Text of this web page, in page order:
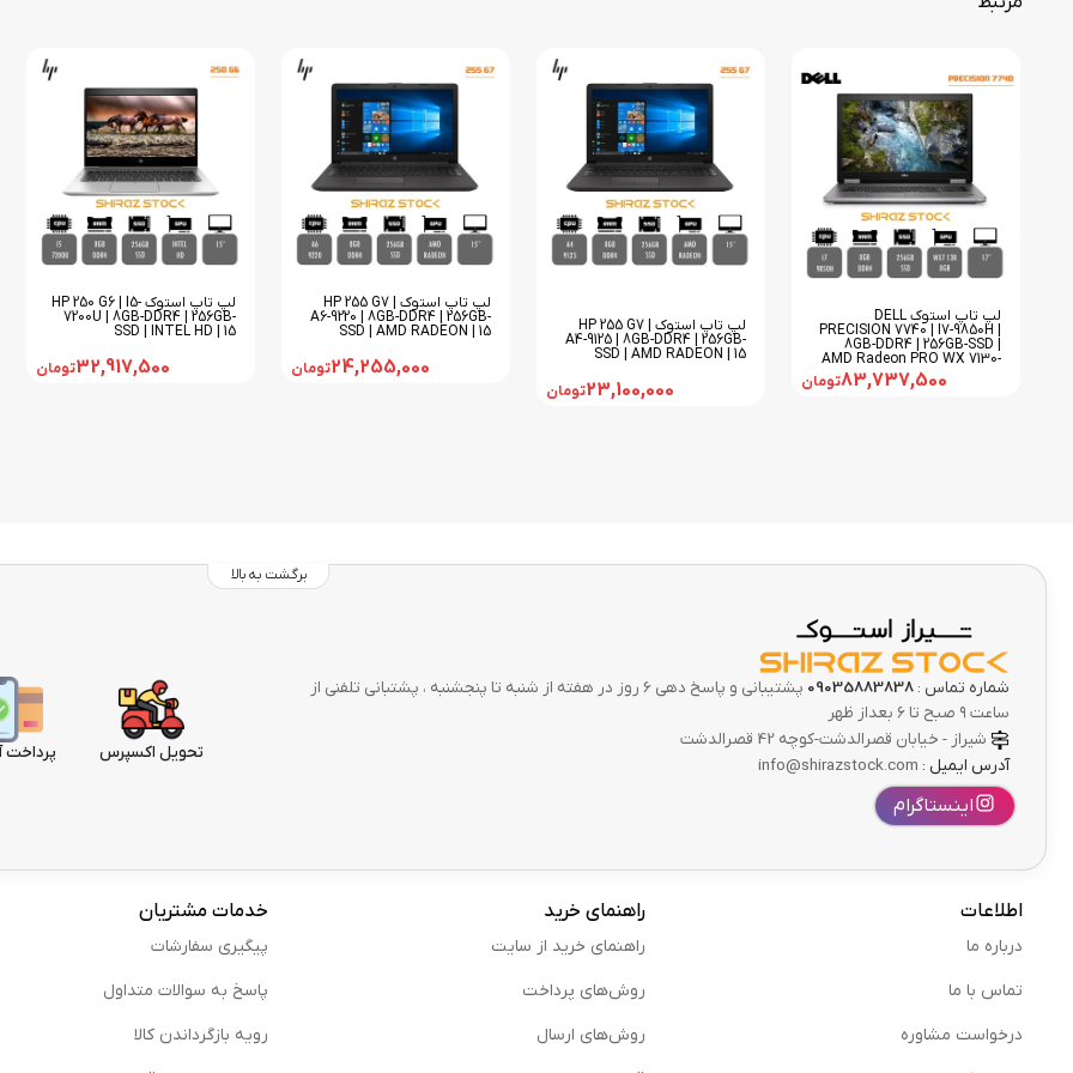
لپ تاپ استوک DELL
PRECISION 7740 | I7-9850H |
8GB-DDR4 | 256GB-SSD |
AMD Radeon PRO WX 7130-
83,737,500تومان
لپ تاپ استوک HP 255 G7 |
A4-9125 | 8GB-DDR4 | 256GB-
SSD | AMD RADEON | 15
23,100,000تومان
لپ تاپ استوک HP 255 G7 |
A6-9220 | 8GB-DDR4 | 256GB-
SSD | AMD RADEON | 15
24,255,000تومان
لپ تاپ استوک HP 250 G6 | I5-
7200U | 8GB-DDR4 | 256GB-
SSD | INTEL HD | 15
32,917,500تومان
برگشت به بالا
شماره تماس : 09035883838
پشتیبانی و پاسخ دهی 6 روز در هفته از شنبه تا پنجشنبه ، پشتبانی تلفنی از
ساعت ۹ صبح تا ۶ بعداز ظهر
شیراز - خیابان قصرالدشت-کوچه 42 قصرالدشت
آدرس ایمیل :
اینستاگرام
تحویل اکسپرس پرداخت
اطلاعات
درباره ما
تماس با ما
درخواست مشاوره
راهنمای خرید
راهنمای خرید از سایت
روش‌های پرداخت
روش‌های ارسال
خدمات مشتریان
پیگیری سفارشات
پاسخ به سوالات متداول
رویه بازگرداندن کالا